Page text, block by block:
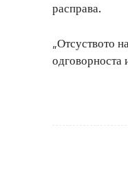
расправа.
„Отсуството
одговорноста